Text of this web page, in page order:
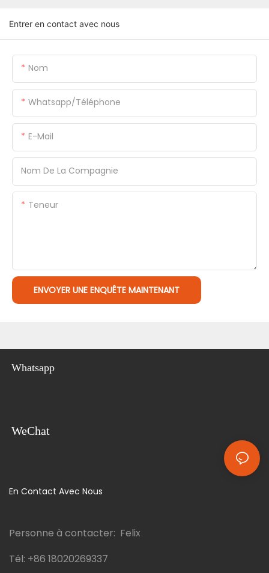
Entrer en contact avec nous
Nom
Whatsapp/Téléphone
E-Mail
Nom De La Compagnie
Teneur
ENVOYER UNE ENQUÊTE MAINTENANT
Whatsapp
WeChat
En Contact Avec Nous
Personne à contacter: Felix
Tél: +86 18020269337